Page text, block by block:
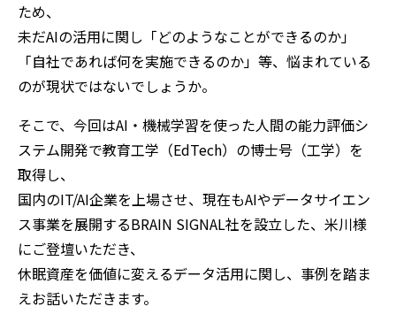
ため、
未だAIの活用に関し「どのようなことができるのか」
「自社であれば何を実施できるのか」等、悩まれている
のが現状ではないでしょうか。
そこで、今回はAI・機械学習を使った人間の能力評価シ
ステム開発で教育工学（EdTech）の博士号（工学）を
取得し、
国内のIT/AI企業を上場させ、現在もAIやデータサイエン
ス事業を展開するBRAIN SIGNAL社を設立した、米川様
にご登壇いただき、
休眠資産を価値に変えるデータ活用に関し、事例を踏ま
えお話いただきます。